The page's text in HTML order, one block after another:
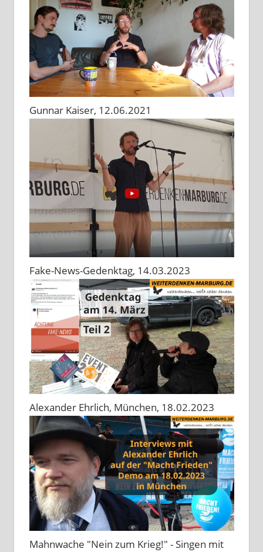
Gunnar Kaiser, 12.06.2021
Fake-News-Gedenktag, 14.03.2023
Alexander Ehrlich, München, 18.02.2023
Mahnwache "Nein zum Krieg!" - Singen mit